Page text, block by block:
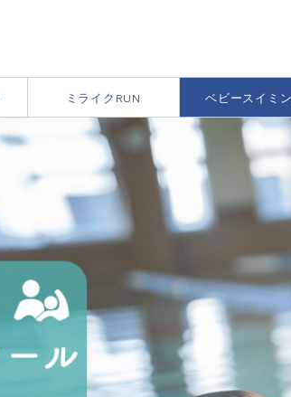
ミライクRUN ベビースイミ